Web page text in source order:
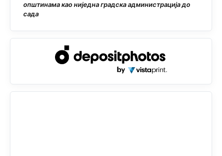
општинама као ниједна градска администрација до
сада